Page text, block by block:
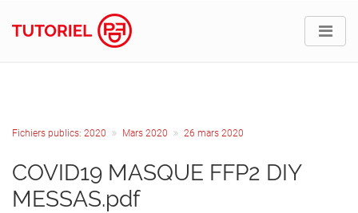
Fichiers publics: 2020 Mars 2020 26 mars 2020
COVID19 MASQUE FFP2 DIY
MESSAS.pdf